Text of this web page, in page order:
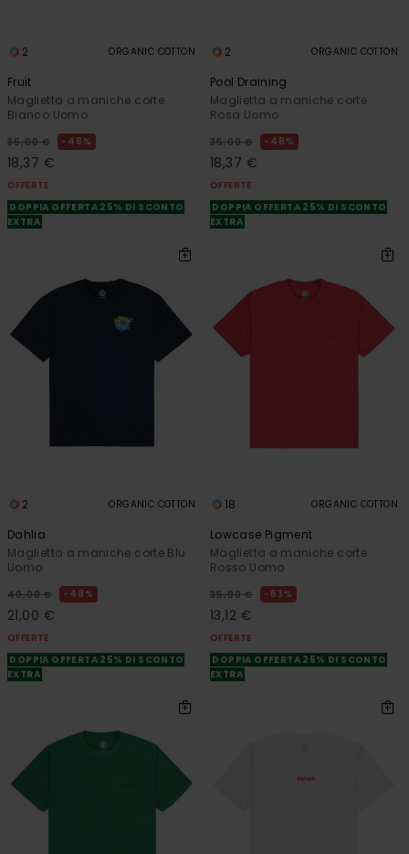
2 ORGANIC COTTON
Fruit
Maglietta a maniche corte
Bianco Uomo
35,00 € 48%
18,37 €
OFFERTE
DOPPIA OFFERTA 25% DI SCONTO
EXTRA
2 ORGANIC COTTON
Pool Draining
Maglietta a maniche corte
Rosa Uomo
35,00 € 48%
18,37 €
OFFERTE
DOPPIA OFFERTA 25% DI SCONTO
EXTRA
2 ORGANIC COTTON
Dahlia
Maglietta a maniche corte Blu
Uomo
40,00 € 48%
21,00 €
OFFERTE
DOPPIA OFFERTA 25% DI SCONTO
EXTRA
18 ORGANIC COTTON
Lowcase Pigment
Maglietta a maniche corte
Rosso Uomo
35,00 € 63%
13,12 €
OFFERTE
DOPPIA OFFERTA 25% DI SCONTO
EXTRA